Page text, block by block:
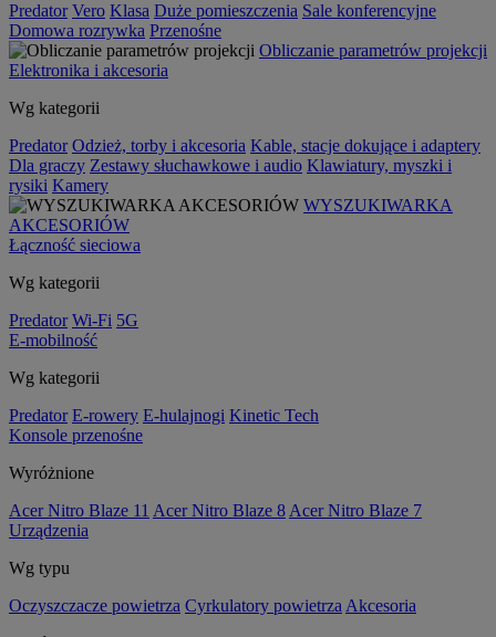
Predator Vero Klasa Duże pomieszczenia Sale konferencyjne
Domowa rozrywka Przenośne
Obliczanie parametrów projekcji
Elektronika i akcesoria
Wg kategorii
Predator Odzież, torby i akcesoria Kable, stacje dokujące i adaptery
Dla graczy Zestawy słuchawkowe i audio Klawiatury, myszki i
rysiki Kamery
WYSZUKIWARKA
AKCESORIÓW
Łączność sieciowa
Wg kategorii
Predator Wi-Fi 5G
E-mobilność
Wg kategorii
Predator E-rowery E-hulajnogi Kinetic Tech
Konsole przenośne
Wyróżnione
Acer Nitro Blaze 11 Acer Nitro Blaze 8 Acer Nitro Blaze 7
Urządzenia
Wg typu
Oczyszczacze powietrza Cyrkulatory powietrza Akcesoria